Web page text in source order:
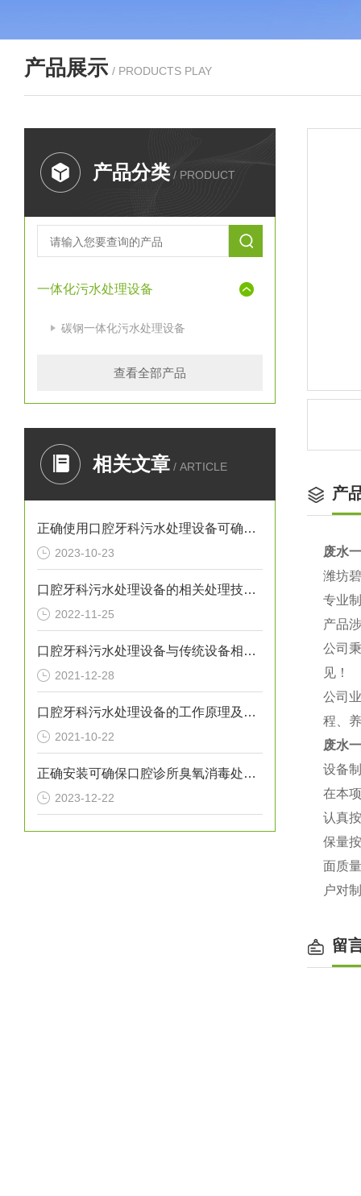
产品展示 / PRODUCTS PLAY
产品分类 / PRODUCT
一体化污水处理设备
碳钢一体化污水处理设备
查看全部产品
相关文章 / ARTICLE
正确使用口腔牙科污水处理设备可确保处理效果
2023-10-23
口腔牙科污水处理设备的相关处理技术介绍
2022-11-25
口腔牙科污水处理设备与传统设备相比的优势介绍
2021-12-28
口腔牙科污水处理设备的工作原理及出故障时需采取的措施介绍
2021-10-22
正确安装可确保口腔诊所臭氧消毒处理设备提供高效的消毒效果
2023-12-22
产
废水
潍坊
专业
产品
公司
见！
公司
程、
废水
设备
在本
认真
保量
面质
户对
留